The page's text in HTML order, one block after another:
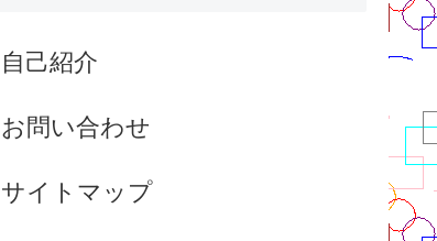
自己紹介
お問い合わせ
サイトマップ